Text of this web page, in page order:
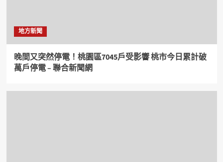
地方新聞
晚間又突然停電！桃園區7045戶受影響 桃市今日累計破
萬戶停電 – 聯合新聞網